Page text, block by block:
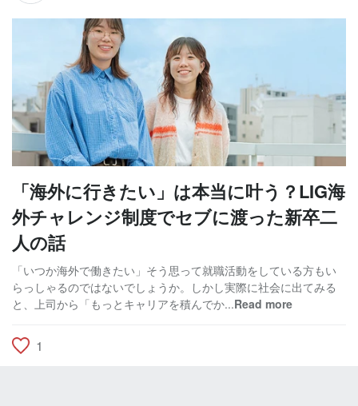
「海外に行きたい」は本当に叶う？LIG海
外チャレンジ制度でセブに渡った新卒二
人の話
「いつか海外で働きたい」そう思って就職活動をしている方もい
らっしゃるのではないでしょうか。しかし実際に社会に出てみる
と、上司から「もっとキャリアを積んでか...Read more
1